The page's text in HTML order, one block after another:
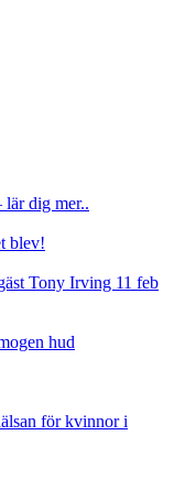
dig mer..
blev!
Tony Irving 11 feb
hud
för kvinnor i